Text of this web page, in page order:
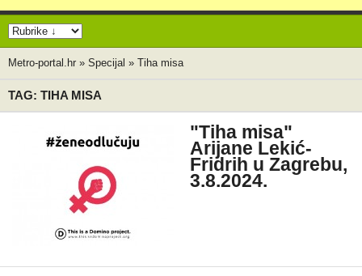
Metro-portal.hr » Specijal » Tiha misa
TAG: TIHA MISA
"Tiha misa"
Arijane Lekić-
Fridrih u Zagrebu,
3.8.2024.